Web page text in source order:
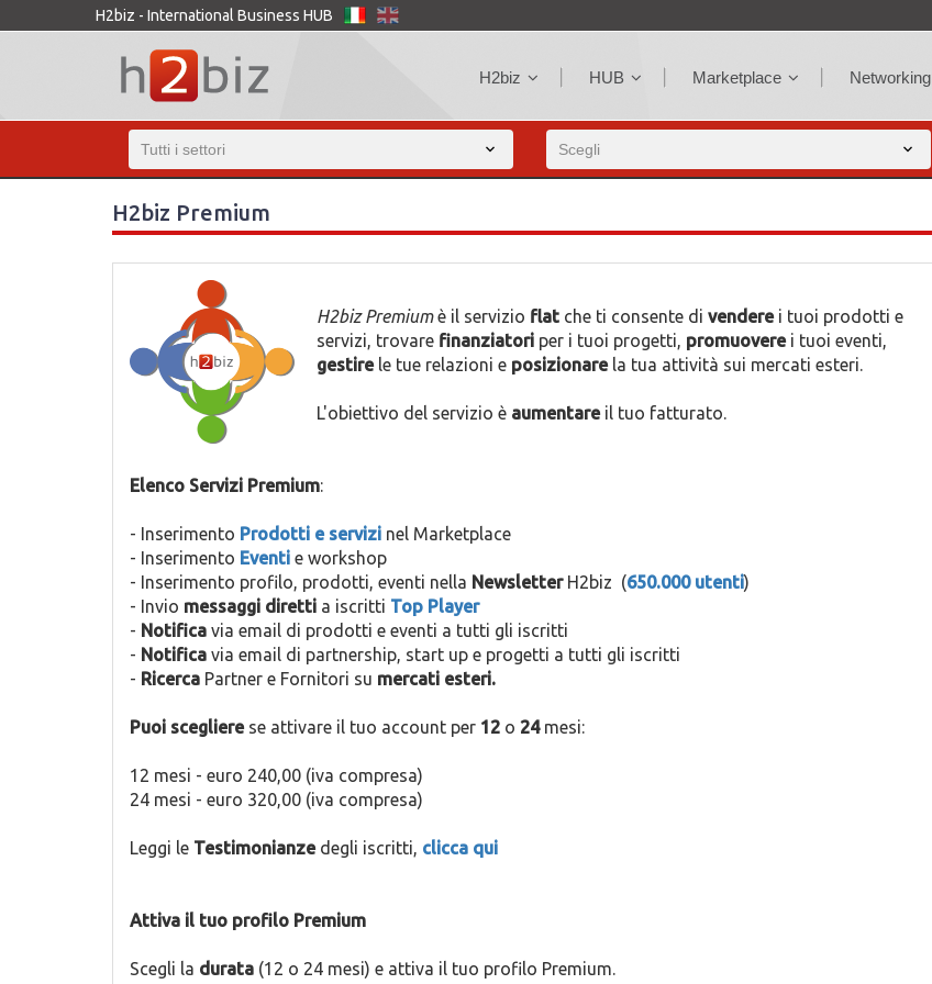
H2biz - International Business HUB
H2biz HUB Marketplace Networking
H2biz Premium
H2biz Premiumè il servizio flat che ti consente di venderei tuoi prodotti e
servizi, trovare finanziatori per i tuoi progetti, promuoverei tuoi eventi,
gestirele tue relazioni e posizionarela tua attività sui mercati esteri.
L'obiettivo del servizio è aumentareil tuo fatturato.
Elenco Servizi Premium:
- Inserimento Prodotti e servizi nel Marketplace
- Inserimento Eventi e workshop
- Inserimento profilo, prodotti, eventi nella NewsletterH2biz (650.000 utenti)
- Invio messaggi diretti a iscritti Top Player
- Notifica via email di prodotti e eventi a tutti gli iscritti
- Notifica via email di partnership, start up e progetti a tutti gli iscritti
- Ricerca Partner e Fornitori su mercati esteri.
Puoi sceglierese attivare il tuo account per 12 o 24mesi:
12 mesi - euro 240,00 (iva compresa)
24 mesi - euro 320,00 (iva compresa)
Leggi le Testimonianzedegli iscritti, clicca qui
Attiva il tuo profilo Premium
Scegli la durata (12 o 24 mesi) e attiva il tuo profilo Premium.